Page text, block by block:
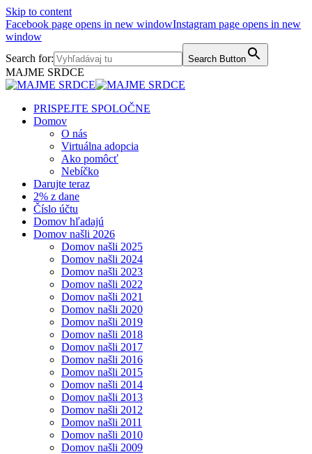
Skip to content
Facebook page opens in new windowInstagram page opens in new
window
Search for:
Search Button
MAJME SRDCE
PRISPEJTE SPOLOČNE
Domov
O nás
Virtuálna adopcia
Ako pomôcť
Nebíčko
Darujte teraz
2% z dane
Číslo účtu
Domov hľadajú
Domov našli 2026
Domov našli 2025
Domov našli 2024
Domov našli 2023
Domov našli 2022
Domov našli 2021
Domov našli 2020
Domov našli 2019
Domov našli 2018
Domov našli 2017
Domov našli 2016
Domov našli 2015
Domov našli 2014
Domov našli 2013
Domov našli 2012
Domov našli 2011
Domov našli 2010
Domov našli 2009